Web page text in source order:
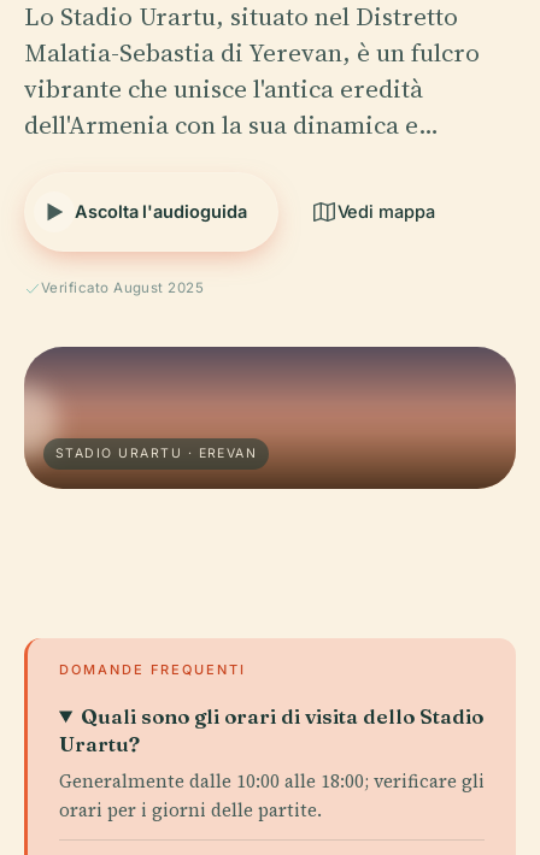
Lo Stadio Urartu, situato nel Distretto
Malatia-Sebastia di Yerevan, è un fulcro
vibrante che unisce l'antica eredità
dell'Armenia con la sua dinamica e…
Ascolta l'audioguida Vedi mappa
Verificato August 2025
STADIO URARTU · EREVAN
DOMANDE FREQUENTI
Quali sono gli orari di visita dello Stadio
Urartu?
Generalmente dalle 10:00 alle 18:00; verificare gli
orari per i giorni delle partite.